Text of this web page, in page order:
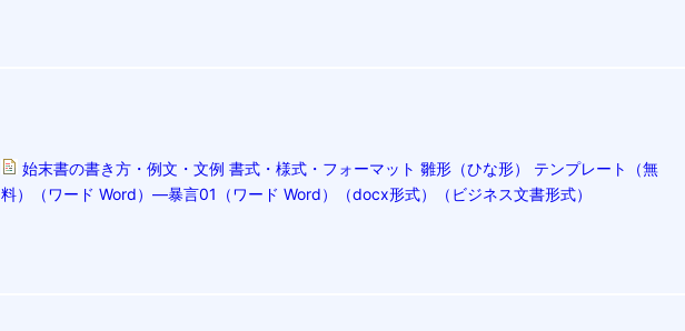
始末書の書き方・例文・文例 書式・様式・フォーマット 雛形（ひな形） テンプレート（無
料）（ワード Word）―暴言01（ワード Word）（docx形式）（ビジネス文書形式）